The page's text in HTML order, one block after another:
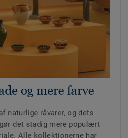
og mere farve
naturlige råvarer, og dets
det stadig mere populært
Alle kollektionerne har